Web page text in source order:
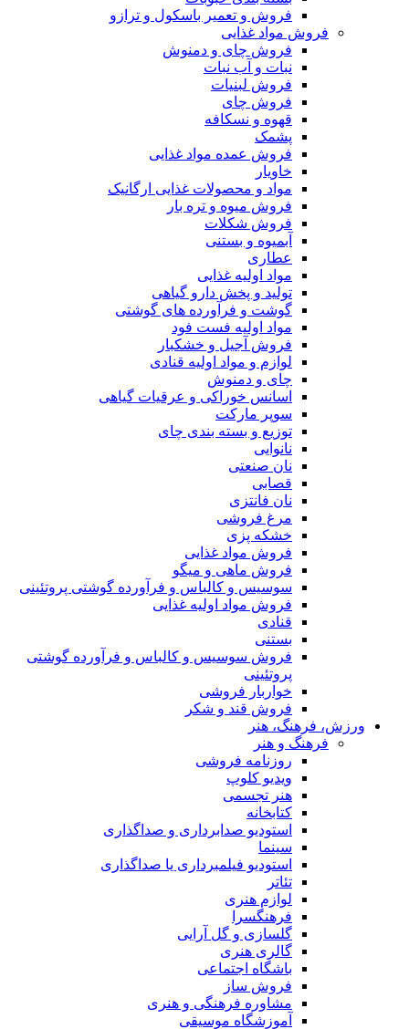
فروش و تعمیر باسکول و ترازو
فروش مواد غذایی
فروش چای و دمنوش
نبات و آب نبات
فروش لبنیات
فروش چای
قهوه و نسکافه
پشمک
فروش عمده مواد غذایی
خاویار
مواد و محصولات غذایی ارگانیک
فروش میوه و تره بار
فروش شکلات
آبمیوه و بستنی
عطاری
مواد اولیه غذایی
تولید و پخش دارو گیاهی
گوشت و فرآورده های گوشتی
مواد اولیه فست فود
فروش آجیل و خشکبار
لوازم و مواد اولیه قنادی
چای و دمنوش
اسانس خوراکی و عرقیات گیاهی
سوپر مارکت
توزیع و بسته بندی چای
نانوایی
نان صنعتی
قصابی
نان فانتزی
مرغ فروشی
خشکه پزی
فروش مواد غذایی
فروش ماهی و میگو
سوسیس و کالباس و فرآورده گوشتی پروتئینی
فروش مواد اولیه غذایی
قنادی
بستنی
فروش سوسیس و کالباس و فرآورده گوشتی
پروتئینی
خواربار فروشی
فروش قند و شکر
ورزش، فرهنگ، هنر
فرهنگ و هنر
روزنامه فروشی
ویدیو کلوپ
هنر تجسمی
کتابخانه
استودیو صدابرداری و صداگذاری
سینما
استودیو فیلمبرداری یا صداگذاری
تئاتر
لوازم هنری
فرهنگسرا
گلسازی و گل آرایی
گالری هنری
باشگاه اجتماعی
فروش ساز
مشاوره فرهنگی و هنری
آموزشگاه موسیقی